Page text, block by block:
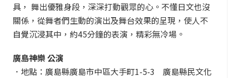
具， 舞出優雅身段，深深打動觀眾的心。不懂日文也沒
關係，從舞者們生動的演出及舞台效果的呈現，使人不
自覺沉浸其中，約45分鐘的表演，精彩無冷場。
廣島神樂 公演
．地點：廣島縣廣島市中區大手町1-5-3 廣島縣民文化